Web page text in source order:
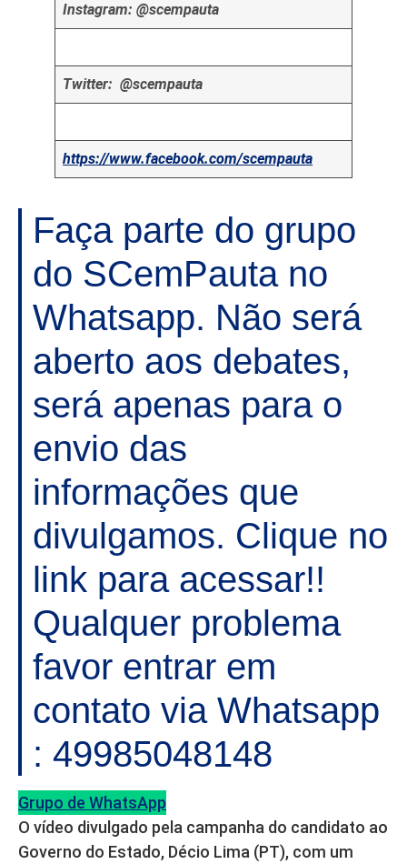
Instagram: @scempauta
Twitter: @scempauta
https://www.facebook.com/scempauta
Faça parte do grupo
do SCemPauta no
Whatsapp. Não será
aberto aos debates,
será apenas para o
envio das
informações que
divulgamos. Clique no
link para acessar!!
Qualquer problema
favor entrar em
contato via Whatsapp
: 49985048148
Grupo de WhatsApp
O vídeo divulgado pela campanha do candidato ao
Governo do Estado, Décio Lima (PT), com um